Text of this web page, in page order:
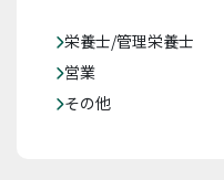
栄養士/管理栄養士
営業
その他